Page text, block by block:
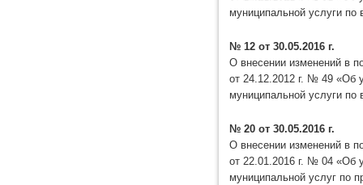
муниципальной услуги
№ 12 от 30.05.2016 г.
О внесении изменений в
от 24.12.2012 г. № 49 «Об
муниципальной услуги
№ 20 от 30.05.2016 г.
О внесении изменений в
от 22.01.2016 г. № 04 «Об
муниципальной услуг по